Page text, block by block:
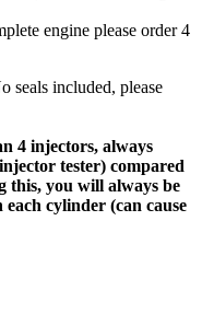
engine please order 4
seals included, please
4 injectors, always
tester) compared
this, you will always be
cylinder (can cause